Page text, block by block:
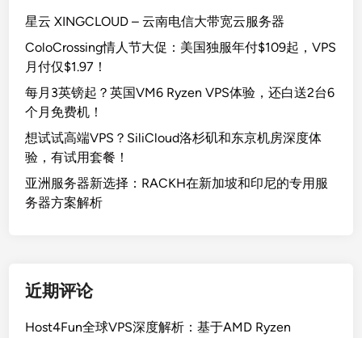
星云 XINGCLOUD – 云南电信大带宽云服务器
ColoCrossing情人节大促：美国独服年付$109起，VPS
月付仅$1.97！
每月3英镑起？英国VM6 Ryzen VPS体验，还白送2台6
个月免费机！
想试试高端VPS？SiliCloud洛杉矶和东京机房深度体
验，有试用套餐！
亚洲服务器新选择：RACKH在新加坡和印尼的专用服
务器方案解析
近期评论
Host4Fun全球VPS深度解析：基于AMD Ryzen